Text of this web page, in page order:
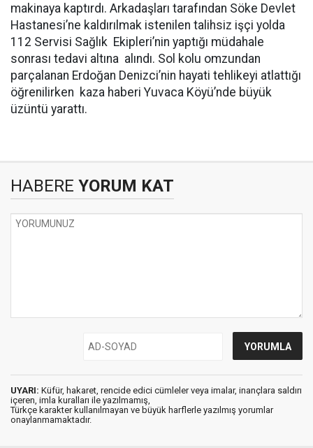
makinaya kaptırdı. Arkadaşları tarafından Söke Devlet
Hastanesi’ne kaldırılmak istenilen talihsiz işçi yolda
112 Servisi Sağlık Ekipleri’nin yaptığı müdahale
sonrası tedavi altına alındı. Sol kolu omzundan
parçalanan Erdoğan Denizci’nin hayati tehlikeyi atlattığı
öğrenilirken kaza haberi Yuvaca Köyü’nde büyük
üzüntü yarattı.
HABERE YORUM KAT
UYARI: Küfür, hakaret, rencide edici cümleler veya imalar, inançlara saldırı
içeren, imla kuralları ile yazılmamış,
Türkçe karakter kullanılmayan ve büyük harflerle yazılmış yorumlar
onaylanmamaktadır.